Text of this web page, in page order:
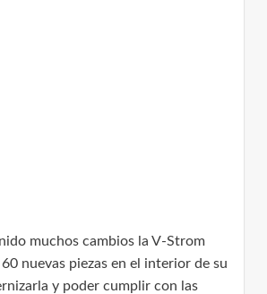
muchos cambios la V-Strom
nuevas piezas en el interior de su
y poder cumplir con las